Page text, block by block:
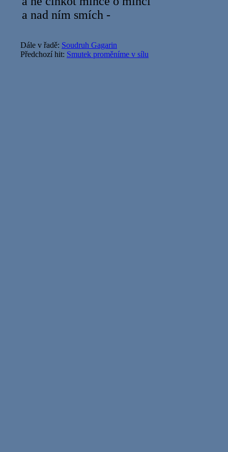
a nad ním smích -
Dále v řadě: Soudruh Gagarin
Předchozí hit: Smutek proměníme v sílu